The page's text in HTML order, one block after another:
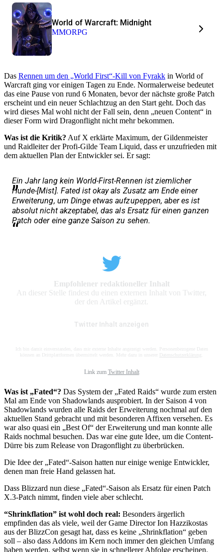
World of Warcraft: Midnight
MMORPG
Das Rennen um den „World First“-Kill von Fyrakk in World of
Warcraft ging vor einigen Tagen zu Ende. Normalerweise bedeutet
das eine Pause von rund 6 Monaten, bevor der nächste große Patch
erscheint und ein neuer Schlachtzug an den Start geht. Doch das
wird dieses Mal wohl nicht der Fall sein, denn „neuen Content“ in
dieser Form wird Dragonflight nicht mehr bekommen.
Was ist die Kritik? Auf X erklärte Maximum, der Gildenmeister
und Raidleiter der Profi-Gilde Team Liquid, dass er unzufrieden mit
dem aktuellen Plan der Entwickler sei. Er sagt:
Ein Jahr lang kein World-First-Rennen ist ziemlicher
Hunde-[Mist]. Fated ist okay als Zusatz am Ende einer
Erweiterung, um Dinge etwas aufzupeppen, aber es ist
absolut nicht akzeptabel, das als Ersatz für einen ganzen
Patch oder eine ganze Saison zu sehen.
Empfohlener redaktioneller Inhalt
An dieser Stelle findest du einen externen Inhalt von Twitter,
der den Artikel ergänzt.
Twitter Inhalt anzeigen
Ich bin damit einverstanden, dass mir externe Inhalte angezeigt werden. Personenbezogene Daten
können an Drittplattformen übermittelt werden. Mehr dazu in unserer Datenschutzerklärung
Link zum Twitter Inhalt
Was ist „Fated“? Das System der „Fated Raids“ wurde zum ersten
Mal am Ende von Shadowlands ausprobiert. In der Saison 4 von
Shadowlands wurden alle Raids der Erweiterung nochmal auf den
aktuellen Stand gebracht und mit besonderen Affixen versehen. Es
war also quasi ein „Best Of“ der Erweiterung und man konnte alle
Raids nochmal besuchen. Das war eine gute Idee, um die Content-
Dürre bis zum Release von Dragonflight zu überbrücken.
Die Idee der „Fated“-Saison hatten nur einige wenige Entwickler,
denen man freie Hand gelassen hat.
Dass Blizzard nun diese „Fated“-Saison als Ersatz für einen Patch
X.3-Patch nimmt, finden viele aber schlecht.
“Shrinkflation” ist wohl doch real: Besonders ärgerlich
empfinden das als viele, weil der Game Director Ion Hazzikostas
aus der BlizzCon gesagt hat, dass es keine „Shrinkflation“ geben
soll – also dass Addons im Kern noch immer den gleichen Umfang
haben werden, selbst wenn sie in schnellerer Abfolge erscheinen.